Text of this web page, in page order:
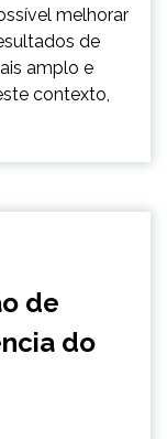
melhorar
de
amplo e
contexto,
de
do